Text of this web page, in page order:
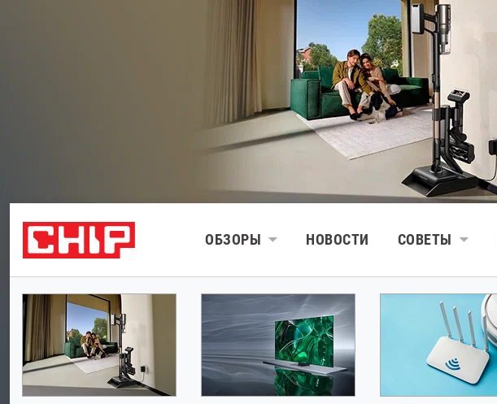
ОБЗОРЫ НОВОСТИ СОВЕТЫ